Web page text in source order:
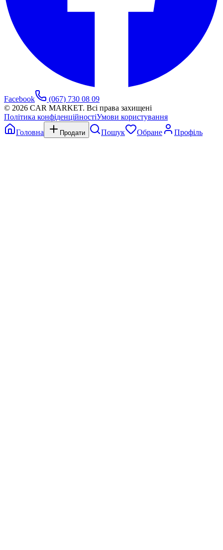
Facebook
(067) 730 08 09
© 2026 CAR MARKET. Всі права захищені
Політика конфіденційностіУмови користування
Головна
Продати Пошук Обране Профіль